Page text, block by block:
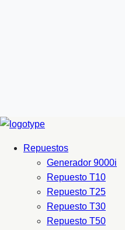
Repuestos
Generador 9000i
Repuesto T10
Repuesto T25
Repuesto T30
Repuesto T50